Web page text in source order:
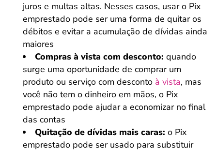
juros e multas altas. Nesses casos, usar o Pix
emprestado pode ser uma forma de quitar os
débitos e evitar a acumulação de dívidas ainda
maiores
Compras à vista com desconto: quando
surge uma oportunidade de comprar um
produto ou serviço com desconto à vista, mas
você não tem o dinheiro em mãos, o Pix
emprestado pode ajudar a economizar no final
das contas
Quitação de dívidas mais caras: o Pix
emprestado pode ser usado para substituir